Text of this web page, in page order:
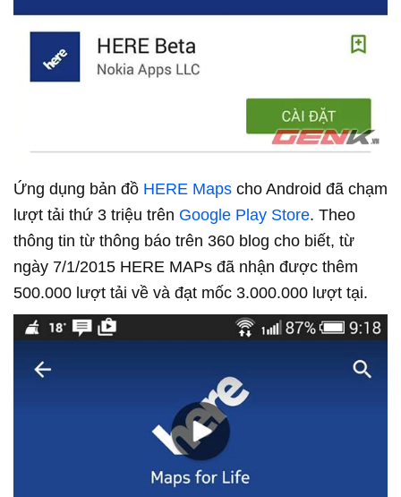
Ứng dụng bản đồ HERE Maps cho Android đã chạm
lượt tải thứ 3 triệu trên Google Play Store. Theo
thông tin từ thông báo trên 360 blog cho biết, từ
ngày 7/1/2015 HERE MAPs đã nhận được thêm
500.000 lượt tải về và đạt mốc 3.000.000 lượt tại.